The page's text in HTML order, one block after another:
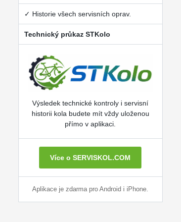
✓ Historie všech servisních oprav.
Technický průkaz STKolo
Výsledek technické kontroly i servisní
historii kola budete mít vždy uloženou
přímo v aplikaci.
Více o SERVISKOL.COM
Aplikace je zdarma pro Android i iPhone.